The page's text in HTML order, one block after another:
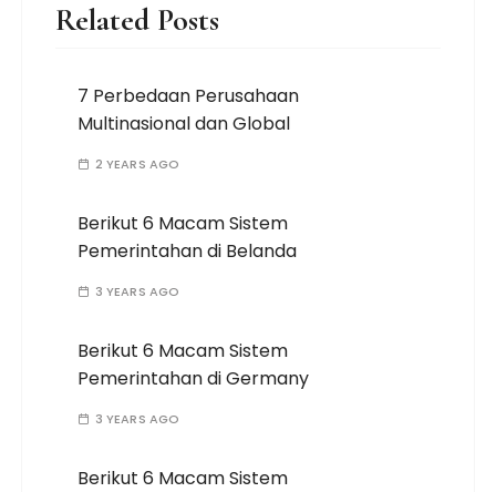
Related Posts
7 Perbedaan Perusahaan
Multinasional dan Global
2 YEARS AGO
Berikut 6 Macam Sistem
Pemerintahan di Belanda
3 YEARS AGO
Berikut 6 Macam Sistem
Pemerintahan di Germany
3 YEARS AGO
Berikut 6 Macam Sistem